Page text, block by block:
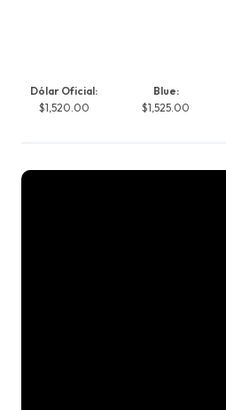
Dólar Oficial:
$1,520.00
Blue:
$1,525.00